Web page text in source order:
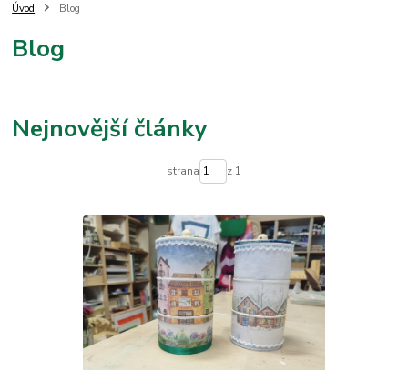
Úvod Blog
Blog
Nejnovější články
strana z 1